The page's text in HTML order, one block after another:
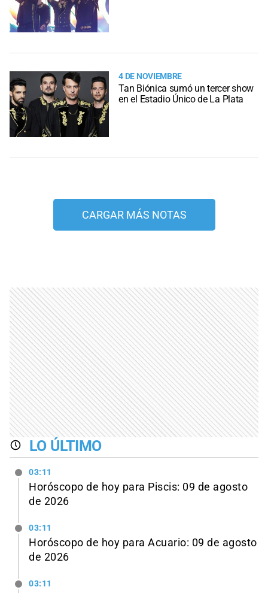
4 DE NOVIEMBRE
Tan Biónica sumó un tercer show
en el Estadio Único de La Plata
CARGAR MÁS NOTAS
LO ÚLTIMO
03:11
Horóscopo de hoy para Piscis: 09 de agosto
de 2026
03:11
Horóscopo de hoy para Acuario: 09 de agosto
de 2026
03:11